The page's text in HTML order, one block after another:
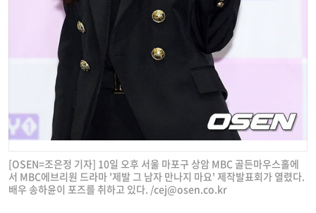
[OSEN=조은정 기자] 10일 오후 서울 마포구 상암 MBC 골든마우스홀에
서 MBC에브리원 드라마 '제발 그 남자 만나지 마요' 제작발표회가 열렸다.
배우 송하윤이 포즈를 취하고 있다. /cej@osen.co.kr